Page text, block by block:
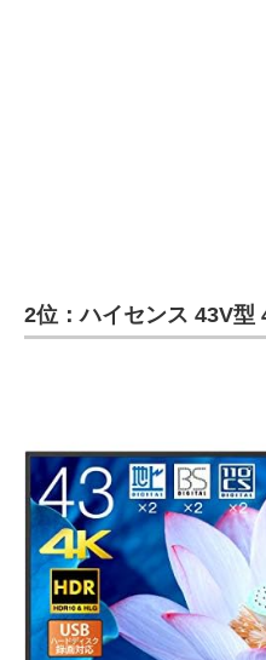
2位：ハイセンス 43V型